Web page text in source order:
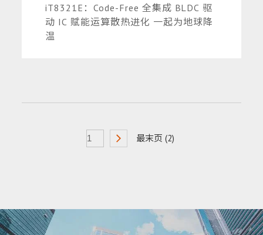
iT8321E：Code-Free 全集成 BLDC 驱
动 IC 赋能运算散热进化 一起为地球降
温
最末页 (2)